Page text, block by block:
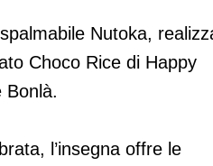
Nutoka,
Choco Rice di Happy
Bonlà.
l’insegna offre le